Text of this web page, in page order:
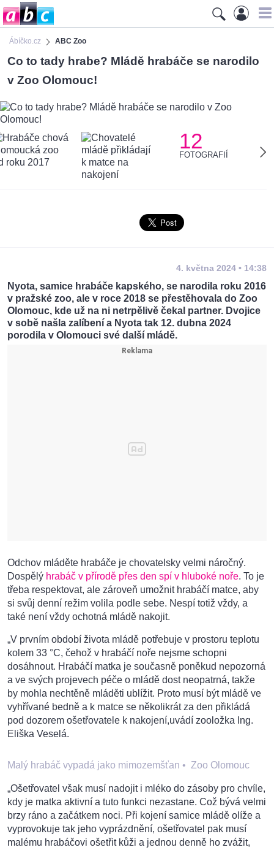
Ábíčko.cz ABC Zoo
Co to tady hrabe? Mládě hrabáče se narodilo
v Zoo Olomouc!
12
FOTOGRAFIÍ
4. května 2024 • 14:38
Nyota, samice hrabáče kapského, se narodila roku 2016
v pražské zoo, ale v roce 2018 se přestěhovala do Zoo
Olomouc, kde už na ni netrpělivě čekal partner. Dvojice
v sobě našla zalíbení a Nyota tak 12. dubna 2024
porodila v Olomouci své další mládě.
Odchov mláděte hrabáče je chovatelsky velmi náročný.
Dospělý hrabáč v přírodě přes den spí v hluboké noře. To je
třeba respektovat, ale zároveň umožnit hrabáčí matce, aby
si svůj denní režim volila podle sebe. Nespí totiž vždy, a
také není vždy ochotná mládě nakojit.
„V prvním období života mládě potřebuje v prostoru teplotu
kolem 33 °C, čehož v hrabáčí noře nejsme schopni
dosáhnout. Hrabáčí matka je současně poněkud nepozorná
a ve svých projevech péče o mládě dost neopatrná, takže
by mohla nechtěně mláděti ublížit. Proto musí být mládě ve
vyhřívané bedně a k matce se několikrát za den přikládá
pod dozorem ošetřovatele k nakojení,uvádí zooložka Ing.
Eliška Veselá.
Malý hrabáč vypadá jako mimozemšťan • Zoo Olomouc
„Ošetřovatel však musí nadojit i mléko do zásoby pro chvíle,
kdy je matka aktivní a tuto funkci nezastane. Což bývá velmi
brzy ráno a začátkem noci. Při kojení samice mládě olíže a
vyprovokuje tak jeho vyprázdnění, ošetřovatel pak musí
malému hrabáčovi ošetřit kůži a jednou denně ho zvážit,